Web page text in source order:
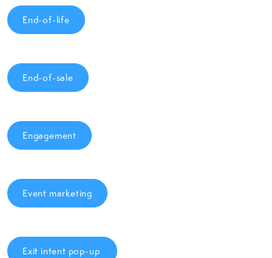
End-of-life
End-of-sale
Engagement
Event marketing
Exit intent pop-up